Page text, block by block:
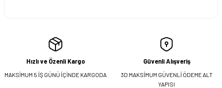
Hızlı ve Özenli Kargo
MAKSİMUM 5 İŞ GÜNÜ İÇİNDE KARGODA
Güvenli Alışveriş
3D MAKSİMUM GÜVENLİ ÖDEME ALT
YAPISI